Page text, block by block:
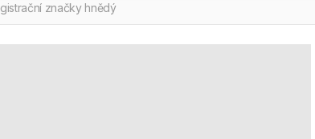
značky hnědý